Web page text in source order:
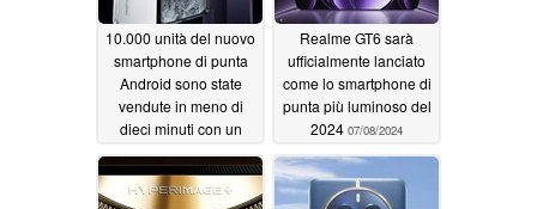
10.000 unità del nuovo
smartphone di punta
Android sono state
vendute in meno di
dieci minuti con un
prezzo inferiore a 600
dollari per la SKU da
16 GB di RAM07/10/2024
Realme GT6 sarà
ufficialmente lanciato
come lo smartphone di
punta più luminoso del
2024 07/08/2024